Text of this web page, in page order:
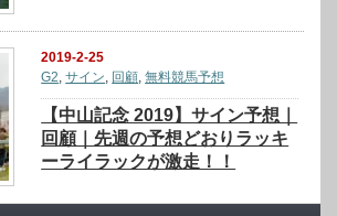
2019-2-25
G2 ,サイン 回顧 ,無料競馬予想
【中山記念 2019】サイン予想｜
回顧｜先週の予想どおりラッキ
ーライラックが激走！！